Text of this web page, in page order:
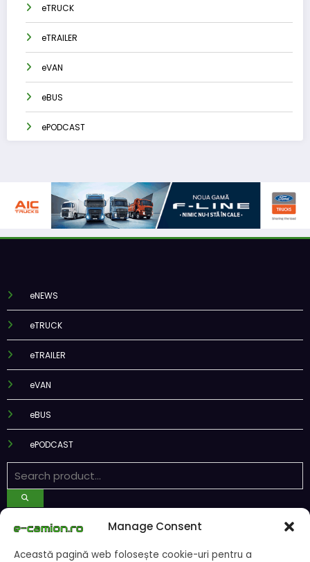
Manage Consent
Această pagină web folosește cookie-uri pentru a
eTRUCK
eTRAILER
eVAN
eBUS
ePODCAST
eNEWS
eTRUCK
eTRAILER
eVAN
eBUS
ePODCAST
Recent Posts